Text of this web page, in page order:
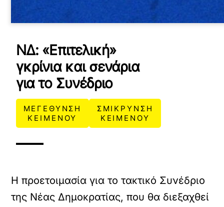
ΝΔ: «Επιτελική»
γκρίνια και σενάρια
για το Συνέδριο
ΜΕΓΕΘΥΝΣΗ
ΚΕΙΜΕΝΟΥ
ΣΜΙΚΡΥΝΣΗ
ΚΕΙΜΕΝΟΥ
Η προετοιμασία για το τακτικό Συνέδριο
της Νέας Δημοκρατίας, που θα διεξαχθεί